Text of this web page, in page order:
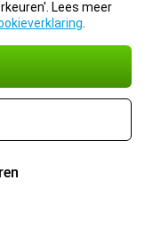
Lees meer